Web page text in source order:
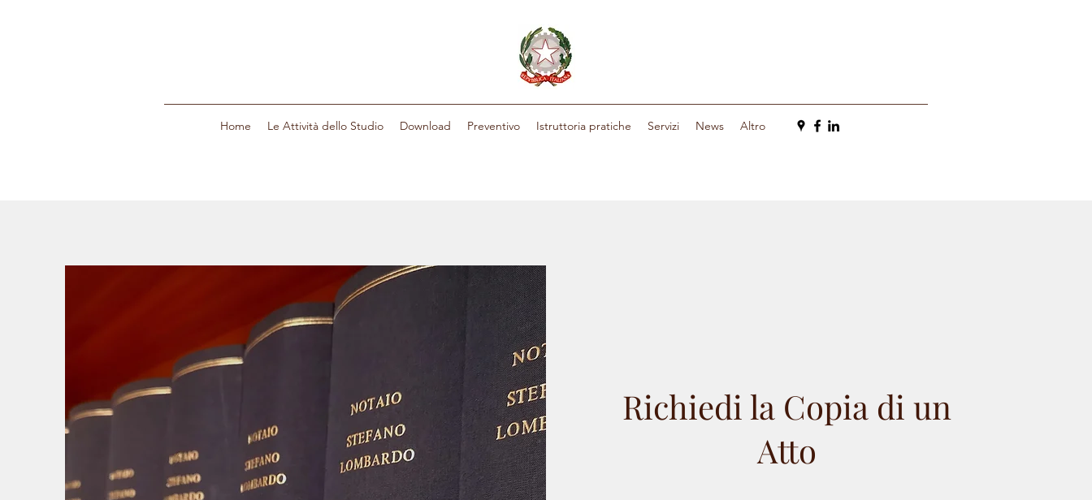
Home Le Attività dello Studio Download Preventivo Istruttoria pratiche Servizi News Altro
Richiedi la Copia di un
Atto